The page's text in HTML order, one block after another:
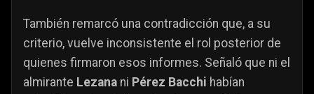
También remarcó una contradicción que, a su
criterio, vuelve inconsistente el rol posterior de
quienes firmaron esos informes. Señaló que ni el
almirante Lezana ni Pérez Bacchi habían